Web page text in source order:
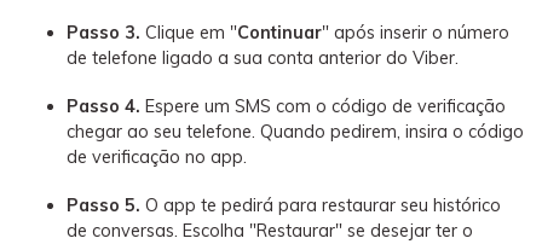
Passo 3. Clique em "Continuar" após inserir o número
de telefone ligado a sua conta anterior do Viber.
Passo 4. Espere um SMS com o código de verificação
chegar ao seu telefone. Quando pedirem, insira o código
de verificação no app.
Passo 5. O app te pedirá para restaurar seu histórico
de conversas. Escolha "Restaurar" se desejar ter o